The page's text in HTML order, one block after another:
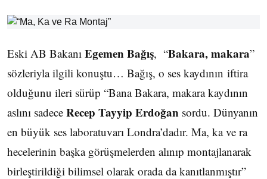
Eski AB Bakanı Egemen Bağış, “Bakara, makara”
sözleriyla ilgili konuştu… Bağış, o ses kaydının iftira
olduğunu ileri sürüp “Bana Bakara, makara kaydının
aslını sadece Recep Tayyip Erdoğan sordu. Dünyanın
en büyük ses laboratuvarı Londra’dadır. Ma, ka ve ra
hecelerinin başka görüşmelerden alınıp montajlanarak
birleştirildiği bilimsel olarak orada da kanıtlanmıştır”